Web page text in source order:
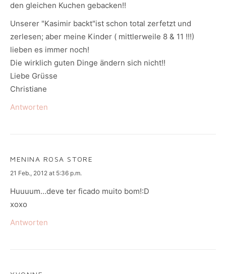
den gleichen Kuchen gebacken!!
Unserer "Kasimir backt"ist schon total zerfetzt und
zerlesen; aber meine Kinder ( mittlerweile 8 & 11 !!!)
lieben es immer noch!
Die wirklich guten Dinge ändern sich nicht!!
Liebe Grüsse
Christiane
Antworten
MENINA ROSA STORE
says:
21 Feb., 2012 at 5:36 p.m.
Huuuum…deve ter ficado muito bom!:D
xoxo
Antworten